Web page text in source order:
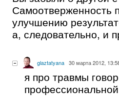
Самоотверженность
улучшению
а, следовательно, и
glaztatyana 30 марта 2012,
я про травмы